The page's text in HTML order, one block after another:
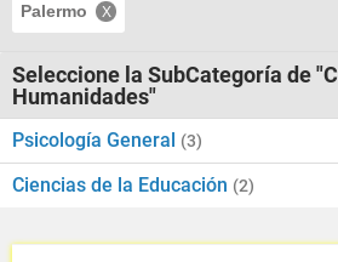
Palermo
Seleccione la SubCategoría de
Humanidades"
Psicología General (3)
Ciencias de la Educación (2)